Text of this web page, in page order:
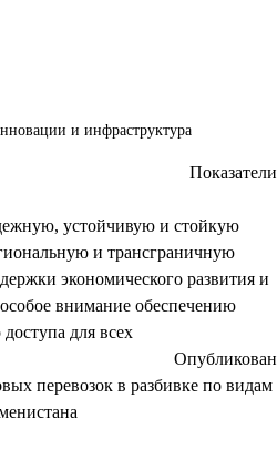
и инфраструктура
Показатели
устойчивую и стойкую
и трансграничную
экономического развития и
внимание обеспечению
для всех
Опубликован
перевозок в разбивке по видам